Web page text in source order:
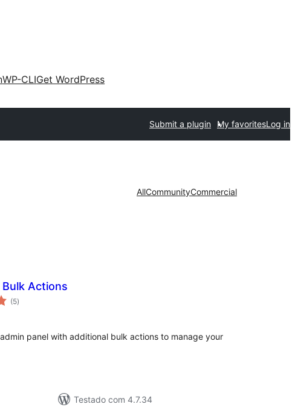
WP-CLIGet WordPress
Submit a plugin My favoritesLog in
AllCommunityCommercial
Actions
(5avaliações
totais
)
panel with additional bulk actions to manage your
Testado com 4.7.34